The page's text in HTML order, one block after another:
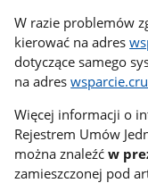
W razie problemów
kierować na adres
dotyczące samego
na adres
Więcej informacji o
Rejestrem Umów
można znaleźćw
zamieszczonej pod